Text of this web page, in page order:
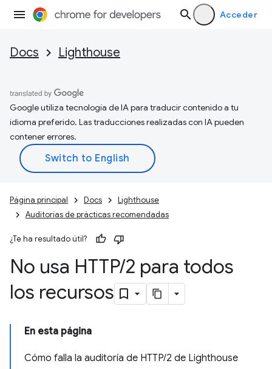
Acceder
Docs Lighthouse
Google utiliza tecnología de IA para traducir contenido a tu
idioma preferido. Las traducciones realizadas con IA pueden
contener errores.
Página principal Docs
Lighthouse
Auditorías de prácticas recomendadas
¿Te ha resultado útil?
No usa HTTP/2 para todos
los recursos
En esta página
Cómo falla la auditoría de HTTP/2 de Lighthouse